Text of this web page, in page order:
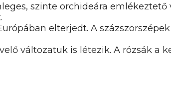
szinte orchideára
elterjedt. A
változatuk is létezik. A rózsák a